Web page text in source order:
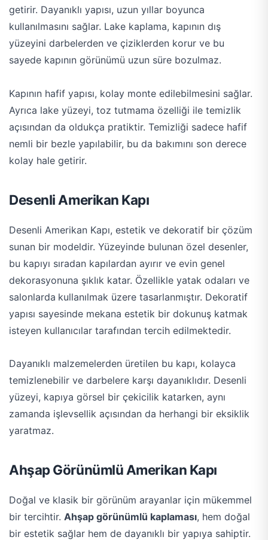
getirir. Dayanıklı yapısı, uzun yıllar boyunca
kullanılmasını sağlar. Lake kaplama, kapının dış
yüzeyini darbelerden ve çiziklerden korur ve bu
sayede kapının görünümü uzun süre bozulmaz.
Kapının hafif yapısı, kolay monte edilebilmesini sağlar.
Ayrıca lake yüzeyi, toz tutmama özelliği ile temizlik
açısından da oldukça pratiktir. Temizliği sadece hafif
nemli bir bezle yapılabilir, bu da bakımını son derece
kolay hale getirir.
Desenli Amerikan Kapı
Desenli Amerikan Kapı, estetik ve dekoratif bir çözüm
sunan bir modeldir. Yüzeyinde bulunan özel desenler,
bu kapıyı sıradan kapılardan ayırır ve evin genel
dekorasyonuna şıklık katar. Özellikle yatak odaları ve
salonlarda kullanılmak üzere tasarlanmıştır. Dekoratif
yapısı sayesinde mekana estetik bir dokunuş katmak
isteyen kullanıcılar tarafından tercih edilmektedir.
Dayanıklı malzemelerden üretilen bu kapı, kolayca
temizlenebilir ve darbelere karşı dayanıklıdır. Desenli
yüzeyi, kapıya görsel bir çekicilik katarken, aynı
zamanda işlevsellik açısından da herhangi bir eksiklik
yaratmaz.
Ahşap Görünümlü Amerikan Kapı
Doğal ve klasik bir görünüm arayanlar için mükemmel
bir tercihtir. Ahşap görünümlü kaplaması, hem doğal
bir estetik sağlar hem de dayanıklı bir yapıya sahiptir.